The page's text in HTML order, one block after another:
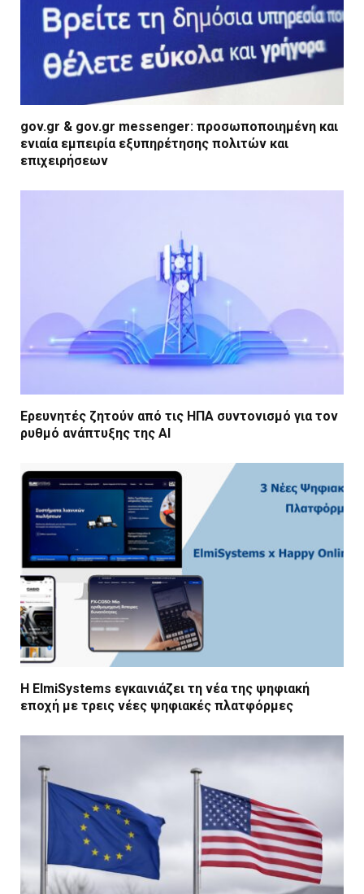
gov.gr & gov.gr messenger: προσωποποιημένη και
ενιαία εμπειρία εξυπηρέτησης πολιτών και
επιχειρήσεων
Ερευνητές ζητούν από τις ΗΠΑ συντονισμό για τον
ρυθμό ανάπτυξης της AI
Η ElmiSystems εγκαινιάζει τη νέα της ψηφιακή
εποχή με τρεις νέες ψηφιακές πλατφόρμες